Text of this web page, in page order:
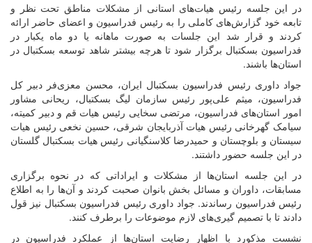
در این جلسه رئیس هیات‌های استانی از مشکلات مناطق تحت نظر و
تابعه خود گزارش‌های کاملی را به رئیس فدراسیون و اعضای حاضر ارائه
کردند و قرار شد این جلسات به صورت ماهانه یا دو ماه یکبار در
فدراسیون بسکتبال برگزار شود تا هرچه بیشتر شاهد توسعه بسکتبال در
استان‌ها باشند.
جواد داوری رئیس فدراسیون بسکتبال ایران، محسن معزی‌فر دبیر کل
فدراسیون، میثم علی‌پور رئیس سازمان لیگ بسکتبال، ریحانی مشاور
امور استان‌های فدراسیون، مرتضی سخایی رئیس هیات قم و دبیر کمیته،
سیامک گهرخانی رئیس هیات آذربایجان شرقی، حسین نخعی رئیس هیات
سیستان و بلوچستان و حمیدرضا کلاسنگیانی رئیس هیات بسکتبال گلستان
در این جلسه حضور داشتند.
در این جلسه استان‌ها از مشکلات و ایراداتی که در نحوه برگزاری
مسابقات، داوران و مسائل بخش بانوان صحبت کردند و آن‌ها را به اطلاع
رئیس فدراسیون رساندند. جواد داوری رئیس فدراسیون بسکتبال نیز قول
دادند تا با تصمیم گیری‌های لازم موضوعات را برطرف کنند.
نشست مذکورد با اظهار رضایت استان‌ها از عملکرد فدراسیون در